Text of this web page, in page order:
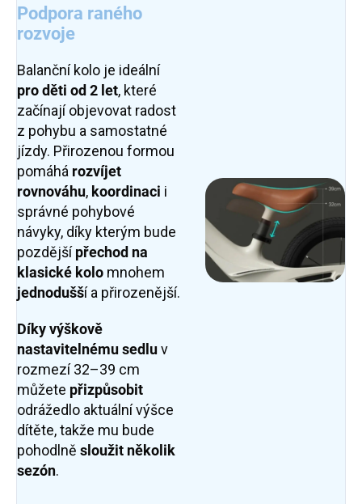
Podpora raného
rozvoje
Balanční kolo je ideální
pro děti od 2 let, které
začínají objevovat radost
z pohybu a samostatné
jízdy. Přirozenou formou
pomáhá rozvíjet
rovnováhu, koordinaci i
správné pohybové
návyky, díky kterým bude
pozdějšípřechod na
klasické kolo mnohem
jednodušší a přirozenější.
Díky výškově
nastavitelnému sedluv
rozmezí 32–39 cm
můžete přizpůsobit
odrážedlo aktuální výšce
dítěte, takže mu bude
pohodlně sloužit několik
sezón.